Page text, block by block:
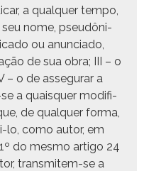
a qual­quer tem­po,
seu nome, pseudôn­i­
ou anun­ci­a­do,
de sua obra; III – o
– o de asse­gu­rar a
a quais­quer mod­i­fi­
de qual­quer for­ma,
lo, como autor, em
do mes­mo arti­go 24
trans­mitem-se a